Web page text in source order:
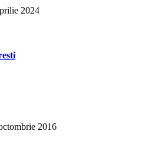
2024
2016